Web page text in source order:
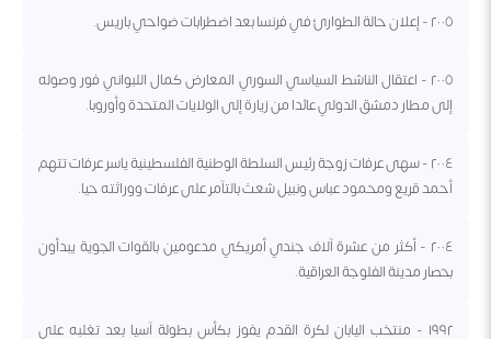
٢٠٠٥ - إعلان حالة الطوارئ في فرنسا بعد اضطرابات ضواحي باريس.
٢٠٠٥ - اعتقال الناشط السياسي السوري المعارض كمال اللبواني فور وصوله
إلى مطار دمشق الدولي عائدا من زيارة إلى الولايات المتحدة وأوروبا.
٢٠٠٤ - سهى عرفات زوجة رئيس السلطة الوطنية الفلسطينية ياسر عرفات تتهم
أحمد قريع ومحمود عباس ونبيل شعث بالتآمر على عرفات ووراثته حيا.
٢٠٠٤ - أكثر من عشرة آلاف جندي أمريكي مدعومين بالقوات الجوية يبدأون
بحصار مدينة الفلوجة العراقية.
١٩٩٢ - منتخب اليابان لكرة القدم يفوز بكأس بطولة آسيا بعد تغلبه على